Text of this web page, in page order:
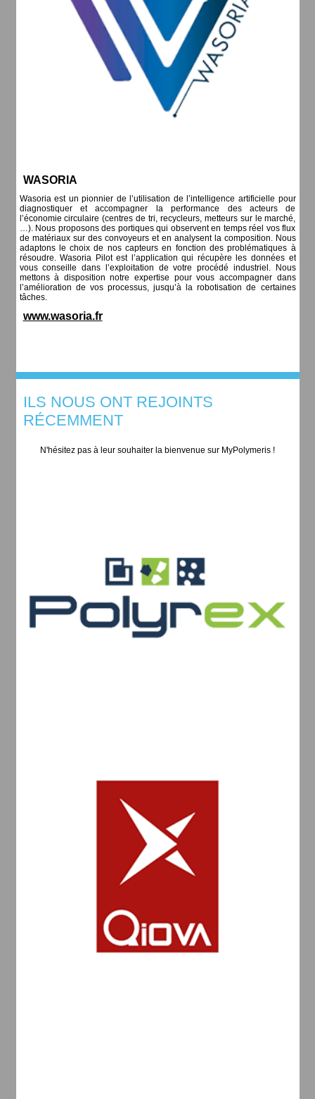
WASORIA
Wasoria est un pionnier de l’utilisation de l’intelligence artificielle pour
diagnostiquer et accompagner la performance des acteurs de
l’économie circulaire (centres de tri, recycleurs, metteurs sur le marché,
…). Nous proposons des portiques qui observent en temps réel vos flux
de matériaux sur des convoyeurs et en analysent la composition. Nous
adaptons le choix de nos capteurs en fonction des problématiques à
résoudre. Wasoria Pilot est l’application qui récupère les données et
vous conseille dans l’exploitation de votre procédé industriel. Nous
mettons à disposition notre expertise pour vous accompagner dans
l’amélioration de vos processus, jusqu’à la robotisation de certaines
tâches.
www.wasoria.fr
ILS NOUS ONT REJOINTS
RÉCEMMENT
N'hésitez pas à leur souhaiter la bienvenue sur MyPolymeris !